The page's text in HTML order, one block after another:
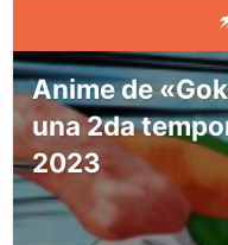
Anime de
una 2da
2023